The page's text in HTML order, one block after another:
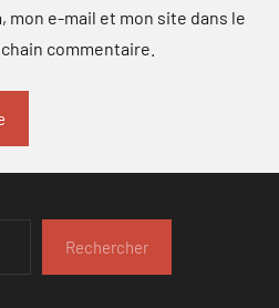
mon e-mail et mon site dans le
commentaire.
Rechercher